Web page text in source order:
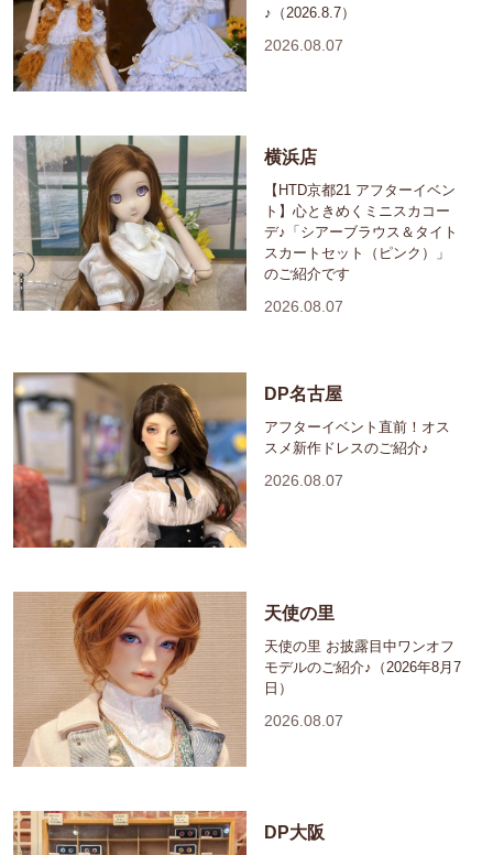
♪（2026.8.7）
2026.08.07
横浜店
【HTD京都21 アフターイベン
ト】心ときめくミニスカコー
デ♪「シアーブラウス＆タイト
スカートセット（ピンク）」
のご紹介です
2026.08.07
DP名古屋
アフターイベント直前！オス
スメ新作ドレスのご紹介♪
2026.08.07
天使の里
天使の里 お披露目中ワンオフ
モデルのご紹介♪（2026年8月7
日）
2026.08.07
DP大阪